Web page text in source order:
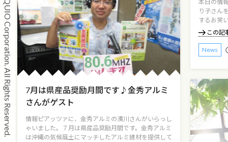
本日の情
り子さん
するお笑
この記
News
7月は県産品奨励月間です♪金秀アルミ
さんがゲスト
情報ピアッツァに、金秀アルミの濱川さんがいらっし
ゃいました。７月は県産品奨励月間です。金秀アルミ
は沖縄の気候風土にマッチしたアルミ建材を提供して